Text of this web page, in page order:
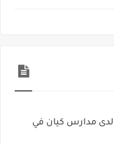
مدارس كيان في